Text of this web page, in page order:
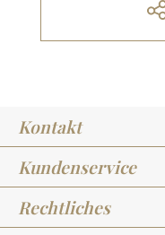
Kontakt
Kundenservice
Rechtliches